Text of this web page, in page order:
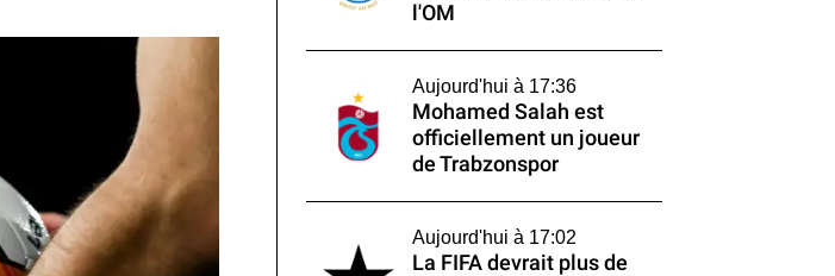
l'OM
Aujourd'hui à 17:36
Mohamed Salah est
officiellement un joueur
de Trabzonspor
Aujourd'hui à 17:02
La FIFA devrait plus de